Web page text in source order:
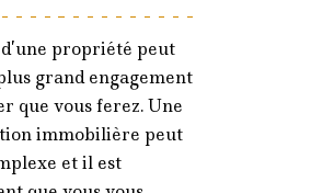
d’une propriété peut
grand engagement
que vous ferez. Une
immobilière peut
et il est